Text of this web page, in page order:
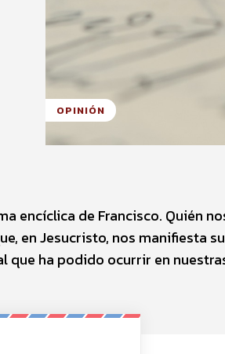
OPINIÓN
encíclica de Francisco. Quién
en Jesucristo, nos manifiesta su
que ha podido ocurrir en